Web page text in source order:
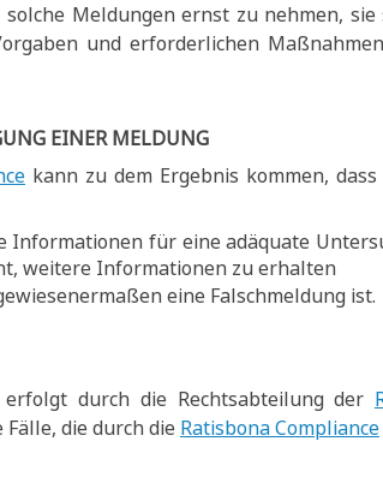
solche Meldungen ernst zu nehmen,
und erforderlichen
EINER MELDUNG
kann zu dem Ergebnis kommen,
Informationen für eine adäquate
weitere Informationen zu erhalten
eine Falschmeldung ist.
durch die Rechtsabteilung der
die durch die Ratisbona Compliance